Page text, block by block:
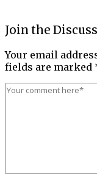
Join the
Your email
fields are marked